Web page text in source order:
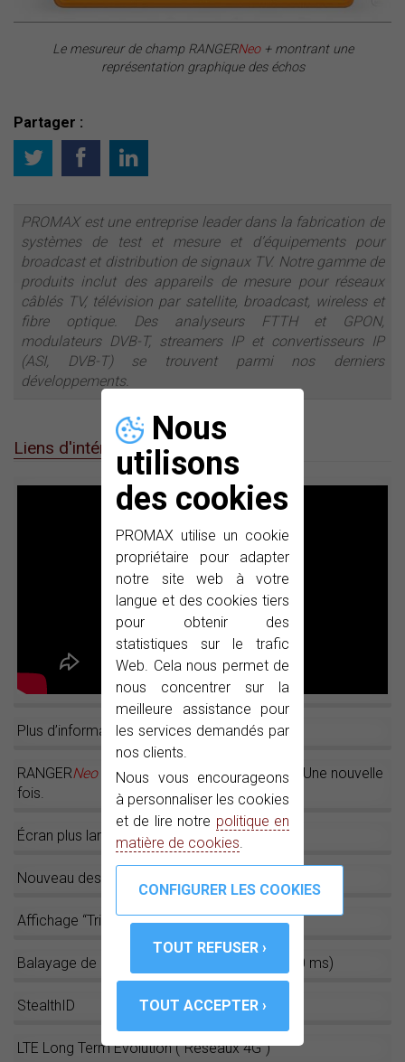
Nous
utilisons
des cookies
PROMAX utilise un cookie
propriétaire pour adapter
notre site web à votre
langue et des cookies tiers
pour obtenir des
statistiques sur le trafic
Web. Cela nous permet de
nous concentrer sur la
meilleure assistance pour
les services demandés par
nos clients.
Nous vous encourageons
à personnaliser les cookies
et de lire notre politique en
matière de cookies
Le mesureur de champ RANGERNeo+ montrant une
représentation graphique des échos
Partager :
PROMAX est une entreprise leader dans la fabrication de
systèmes de test et mesure et d’équipements pour
broadcast et distribution de signaux TV. Notre gamme de
produits inclut des appareils de mesure pour réseaux
câblés TV, télévision par satellite, broadcast, wireless et
fibre optique. Des analyseurs FTTH et GPON,
modulateurs DVB-T, streamers IP et convertisseurs IP
(ASI, DVB-T) se trouvent parmi nos derniers
développements.
Liens d'intérêt
Plus d’information sur leRANGERNeo+
RANGERNeo+: Une révolution sur le marché. Une nouvelle
fois.
Écran plus large et plus lumineux
Nouveau design mécanique
Affichage “Triple fenêtre”
Balayage de 90 ms pour TOUS les SPANs (90 ms)
StealthID
LTE Long Term Evolution (“Réseaux 4G”)